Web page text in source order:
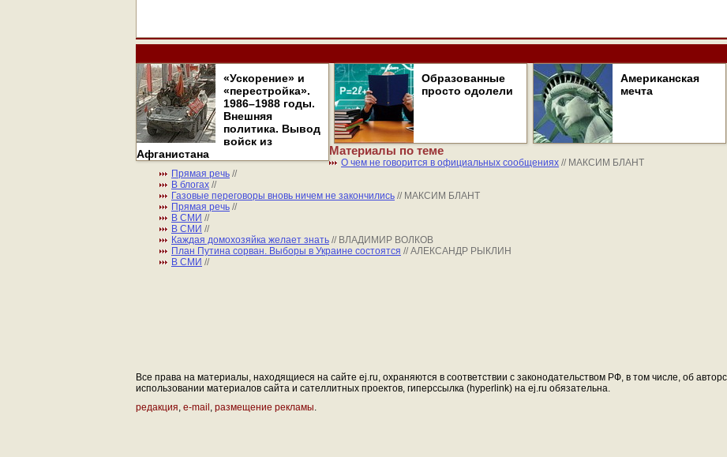
«Ускорение» и
«перестройка».
1986–1988 годы.
Внешняя
политика. Вывод
войск из
Афганистана
Образованные
просто одолели
Американская
мечта
Материалы по теме
О чем не говорится в официальных сообщениях // МАКСИМ БЛАНТ
Прямая речь //
В блогах //
Газовые переговоры вновь ничем не закончились // МАКСИМ БЛАНТ
Прямая речь //
В СМИ //
В СМИ //
Каждая домохозяйка желает знать // ВЛАДИМИР ВОЛКОВ
План Путина сорван. Выборы в Украине состоятся // АЛЕКСАНДР РЫКЛИН
В СМИ //
Все права на материалы, находящиеся на сайте ej.ru, охраняются в соответствии с законодательством РФ, в том числе, об
использовании материалов сайта и сателлитных проектов, гиперссылка (hyperlink) на ej.ru обязательна.
редакция, e-mail , размещение рекламы.